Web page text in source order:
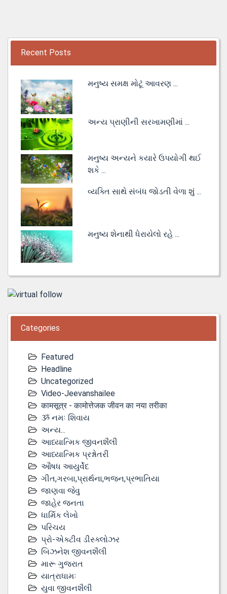
Recent Posts
મનુષ્ય સમક્ષ મોટૂં આવરણ ...
અન્ય પ્રાણીની સરખામણીમાં ...
મનુષ્ય અન્યને કયારે ઉપયોગી થઈ
શકે ...
વ્યક્તિ સાથે સંબંધ જોડતી વેળા શું ...
મનુષ્ય શેનાથી ધેરાયેલો રહે ...
Categories
Featured
Headline
Uncategorized
Video-Jeevanshailee
कामसूत्र - कामोत्तेजक जीवन का नया तरीका
ૐ નમઃ શિવાય
અન્ય...
આધ્યાત્મિક જીવનશૈલી
આધ્યાત્મિક પ્રશ્નોતરી
ઔષધ આયુર્વેદ
ગીત,ગરબા,પ્રાર્થના,ભજન,પ્રભાતિયા
જાણવા જેવુ
જાહેર જનતા
ધાર્મિક લેખો
પરિચય
પ્રો-એક્ટીવ ડીસ્‍ક્લોઝર
બિઝનેશ જીવનશૈલી
મારૂ ગુજરાત
યાત્રાધામઃ
યુવા જીવનશૈલી